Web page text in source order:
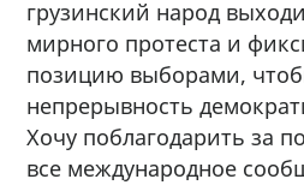
грузинский народ
мирного протеста и
позицию выборами,
непрерывность
Хочу поблагодарить за
все международное